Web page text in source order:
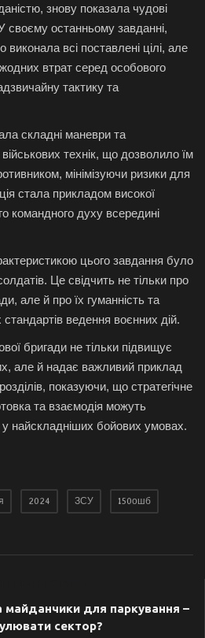
знову показала чудові
своєму останньому завданні,
виконала всі поставлені цілі, але
втрат серед особового
тактику та
складні маневри та
технік, що дозволило їм
мінімізуючи ризики для
стала прикладом високої
командного духу всередині
цього завдання було
Це свідчить не тільки про
але й про їх гуманність та
ведення воєнних дій.
бригади не тільки підвищує
але й надає важливий приклад
показуючи, що стратегічне
та взаємодія можуть
у найскладніших бойових умовах.
2024 ЗСУ 150ошб
майданчики для паркування –
сектор?